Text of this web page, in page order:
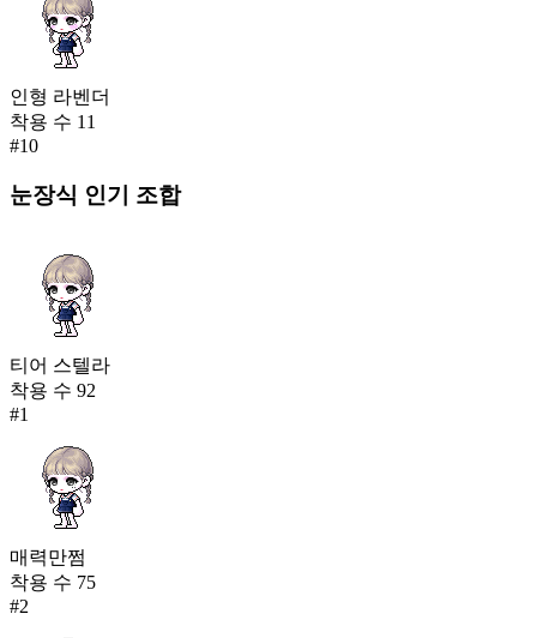
인형 라벤더
착용 수 11
#10
눈장식 인기 조합
티어 스텔라
착용 수 92
#1
매력만쩜
착용 수 75
#2